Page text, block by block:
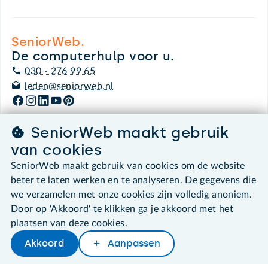
Later lezen Delen Woordenboek
SeniorWeb.
De computerhulp voor u.
030 - 276 99 65
leden@seniorweb.nl
©2026 SeniorWeb
Algemene voorwaarden
Cookies en cookie-instellingen
Disclaimer
Privacybeleid
About SeniorWeb
SeniorWeb maakt gebruik
van cookies
SeniorWeb maakt gebruik van cookies om de website
beter te laten werken en te analyseren. De gegevens die
we verzamelen met onze cookies zijn volledig anoniem.
Door op 'Akkoord' te klikken ga je akkoord met het
plaatsen van deze cookies.
Akkoord Aanpassen